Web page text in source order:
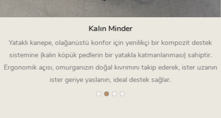
Kalın Minder
Yataklı kanepe, olağanüstü konfor için yenilikçi bir kompozit destek
sistemine (kalın köpük pedlerin bir yatakla katmanlanması) sahiptir.
Ergonomik açısı, omurganızın doğal kıvrımını takip ederek, ister uzanın
ister geriye yaslanın, ideal destek sağlar.